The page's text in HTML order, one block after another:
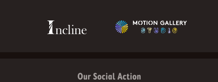
Our Social Action